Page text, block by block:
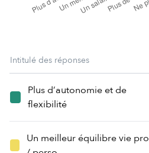
Intitulé des réponses
Plus d’autonomie et de
flexibilité
Un meilleur équilibre vie pro